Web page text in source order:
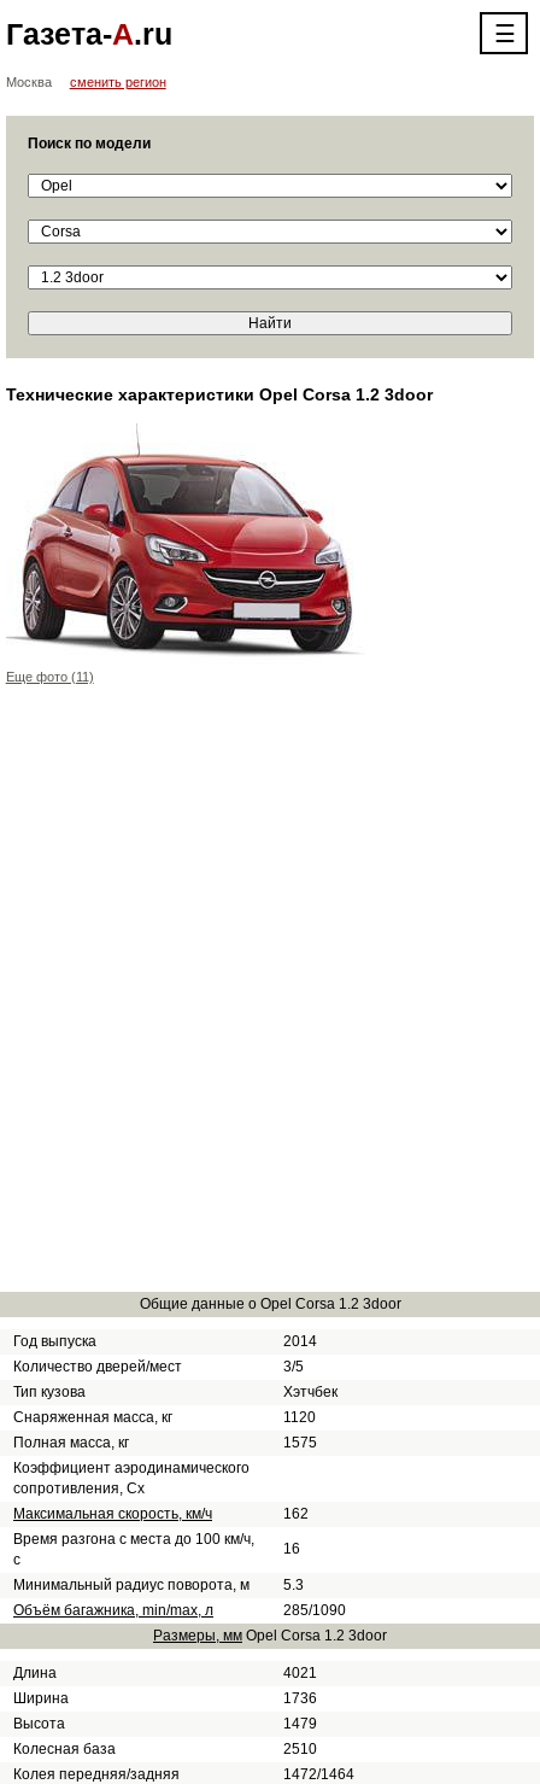
Газета-А.ru ☰
Москва сменить регион
Поиск по модели
Технические характеристики Opel Corsa 1.2 3door
Еще фото (11)
Общие данные о Opel Corsa 1.2 3door
Год выпуска
2014
Количество дверей/мест
3/5
Тип кузова
Хэтчбек
Снаряженная масса, кг
1120
Полная масса, кг
1575
Коэффициент аэродинамического
сопротивления, Сх
Максимальная скорость, км/ч
162
Время разгона с места до 100 км/ч,
с
16
Минимальный радиус поворота, м
5.3
Объём багажника, min/max, л
285/1090
Размеры, мм Opel Corsa 1.2 3door
Длина
4021
Ширина
1736
Высота
1479
Колесная база
2510
Колея передняя/задняя
1472/1464